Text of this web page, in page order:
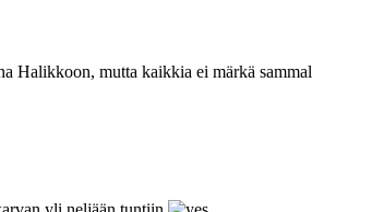
Halikkoon, mutta kaikkia ei märkä sammal